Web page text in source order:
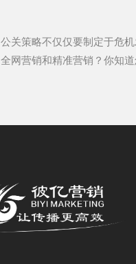
公关策略不仅仅要制定于危
全网营销和精准营销？你知道